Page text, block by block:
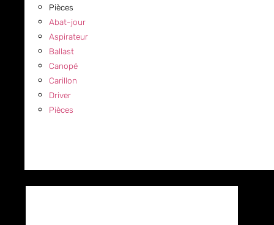
Pièces
Abat-jour
Aspirateur
Ballast
Canopé
Carillon
Driver
Pièces